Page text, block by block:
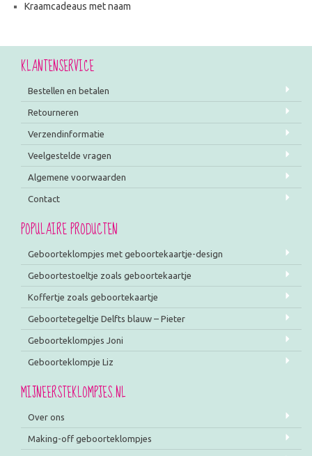
Kraamcadeaus met naam
KLANTENSERVICE
Bestellen en betalen
Retourneren
Verzendinformatie
Veelgestelde vragen
Algemene voorwaarden
Contact
POPULAIRE PRODUCTEN
Geboorteklompjes met geboortekaartje-design
Geboortestoeltje zoals geboortekaartje
Koffertje zoals geboortekaartje
Geboortetegeltje Delfts blauw – Pieter
Geboorteklompjes Joni
Geboorteklompje Liz
MIJNEERSTEKLOMPJES.NL
Over ons
Making-off geboorteklompjes